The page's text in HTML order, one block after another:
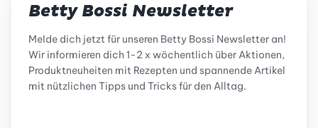
Betty Bossi Newsletter
Melde dich jetzt für unseren Betty Bossi Newsletter an!
Wir informieren dich 1-2 x wöchentlich über Aktionen,
Produktneuheiten mit Rezepten und spannende Artikel
mit nützlichen Tipps und Tricks für den Alltag.